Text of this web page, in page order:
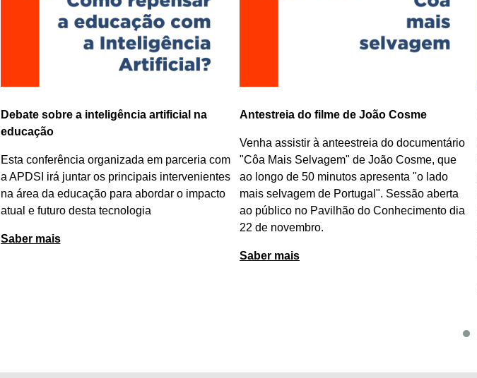
Debate sobre a inteligência artificial na
educação
Esta conferência organizada em parceria com
a APDSI irá juntar os principais intervenientes
na área da educação para abordar o impacto
atual e futuro desta tecnologia
Saber mais
Antestreia do filme de João Cosme
Venha assistir à anteestreia do documentário
"Côa Mais Selvagem" de João Cosme, que
ao longo de 50 minutos apresenta "o lado
mais selvagem de Portugal". Sessão aberta
ao público no Pavilhão do Conhecimento dia
22 de novembro.
Saber mais